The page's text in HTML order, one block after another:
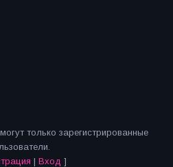
только зарегистрированные
| Вход ]